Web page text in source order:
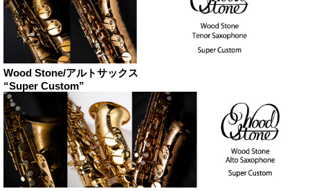
Wood Stone/アルトサックス
“Super Custom”